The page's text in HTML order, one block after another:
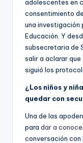
adolescentes en
consentimiento
una investigación
Educación. Y
subsecretaria de
salir a aclarar que
siguió los
¿Los niños y
quedar con
Una de las
para dar a
conversación con